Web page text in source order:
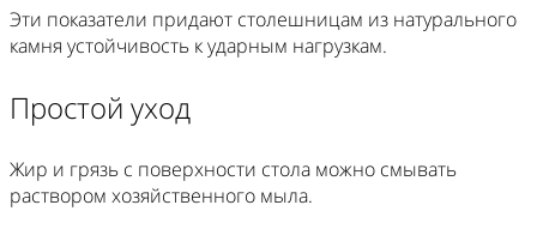
Эти показатели придают столешницам из натурального
камня устойчивость к ударным нагрузкам.
Простой уход
Жир и грязь с поверхности стола можно смывать
раствором хозяйственного мыла.